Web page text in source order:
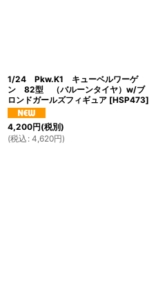
1/24 Pkw.K1 キューベルワーゲ
ン 82型 （バルーンタイヤ）w/ブ
ロンドガールズフィギュア [HSP473]
4,200円(税別)
(税込 : 4,620円)